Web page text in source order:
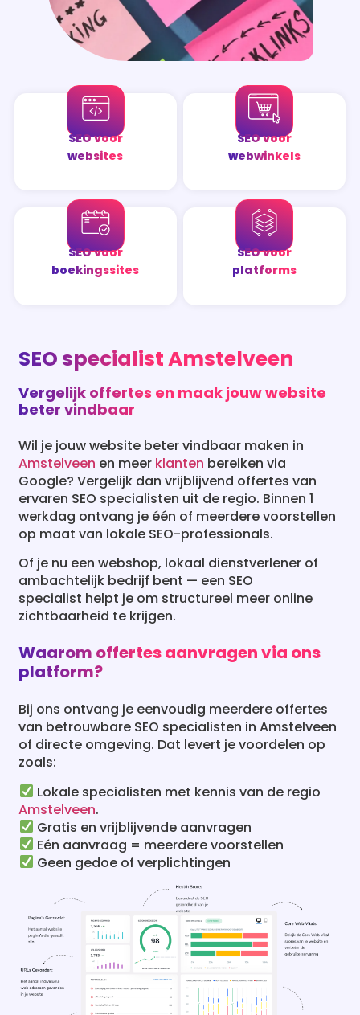
SEO voor
websites
SEO voor
webwinkels
SEO voor
boekingssites
SEO voor
platforms
SEO specialist Amstelveen
Vergelijk offertes en maak jouw website
beter vindbaar
Wil je jouw website beter vindbaar maken in
Amstelveen en meer klanten bereiken via
Google? Vergelijk dan vrijblijvend offertes van
ervaren SEO specialisten uit de regio. Binnen 1
werkdag ontvang je één of meerdere voorstellen
op maat van lokale SEO-professionals.
Of je nu een webshop, lokaal dienstverlener of
ambachtelijk bedrijf bent — een SEO
specialist helpt je om structureel meer online
zichtbaarheid te krijgen.
Waarom offertes aanvragen via ons
platform?
Bij ons ontvang je eenvoudig meerdere offertes
van betrouwbare SEO specialisten in Amstelveen
of directe omgeving. Dat levert je voordelen op
zoals:
Lokale specialisten met kennis van de regio
Amstelveen.
Gratis en vrijblijvende aanvragen
Eén aanvraag = meerdere voorstellen
Geen gedoe of verplichtingen